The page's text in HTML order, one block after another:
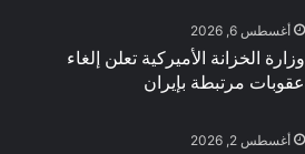
أغسطس 6, 2026
وزارة الخزانة الأميركية تعلن إلغاء
عقوبات مرتبطة بإيران
أغسطس 2, 2026